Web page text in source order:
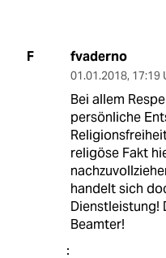
F fvaderno
01.01.2018, 17:19
Bei allem
persönliche
religöse Fakt
handelt sich
Dienstleistung!
Beamter!